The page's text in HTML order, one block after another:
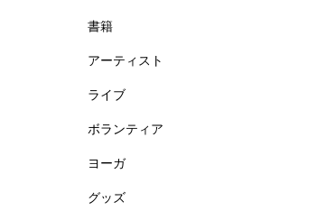
書籍
アーティスト
ライブ
ボランティア
ヨーガ
グッズ